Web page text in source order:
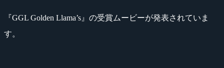
『GGL Golden Llama’s』の受賞ムービーが発表されていま
す。